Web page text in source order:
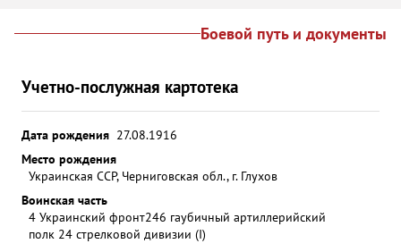
Боевой путь и документы
Учетно-послужная картотека
Дата рождения 27.08.1916
Место рождения
Украинская ССР, Черниговская обл., г. Глухов
Воинская часть
4 Украинский фронт246 гаубичный артиллерийский
полк 24 стрелковой дивизии (I)